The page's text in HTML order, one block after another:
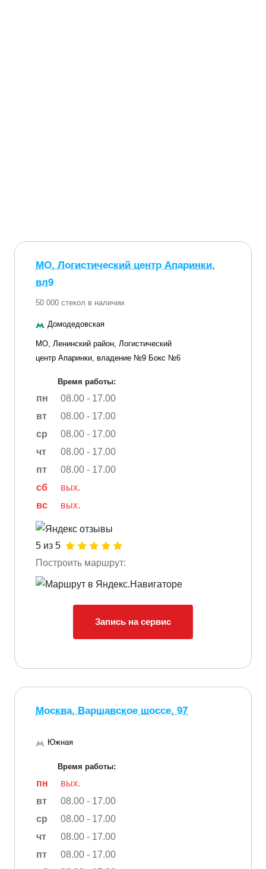
МО, Логистический центр Апаринки,
вл9
50 000 стекол в наличии
Домодедовская
МО, Ленинский район, Логистический
центр Апаринки, владение №9 Бокс №6
Время работы:
пн
08.00 - 17.00
вт
08.00 - 17.00
ср
08.00 - 17.00
чт
08.00 - 17.00
пт
08.00 - 17.00
сб
вых.
вс
вых.
5 из 5
Построить маршрут:
Запись на сервис
Москва, Варшавское шоссе, 97
Южная
Время работы:
пн
вых.
вт
08.00 - 17.00
ср
08.00 - 17.00
чт
08.00 - 17.00
пт
08.00 - 17.00